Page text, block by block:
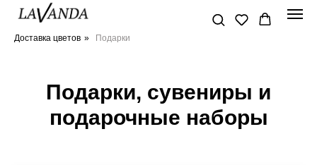
Доставка цветов » Подарки
Подарки, сувениры и
подарочные наборы